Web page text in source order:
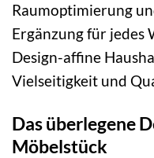
Raumoptimierung
Ergänzung für jedes
Design-affine
Vielseitigkeit und
Das überlegene
Möbelstück